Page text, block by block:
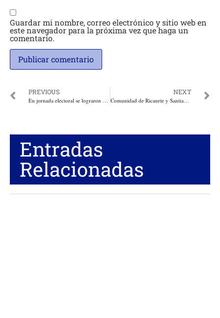
Guardar mi nombre, correo electrónico y sitio web en
este navegador para la próxima vez que haga un
comentario.
PREVIOUS
En jornada electoral se lograron 102 capturas, nueve de estas relacionadas con delitos electorales, informó la Fiscalía
NEXT
Comunidad de Ricaurte y Santiago Nariño,
Entradas
Relacionadas